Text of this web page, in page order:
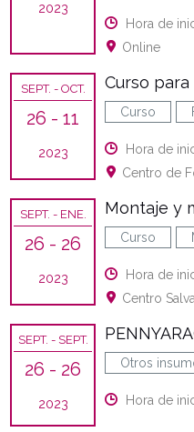
2023
Hora de
Online
SEPT. - OCT.
26 - 11
2023
Curso
Curso
Hora de
Centro de
SEPT. - ENE.
26 - 26
2023
Montaje y
Curso
Hora de
Centro
SEPT. - SEPT.
26 - 26
2023
Otros
Hora de